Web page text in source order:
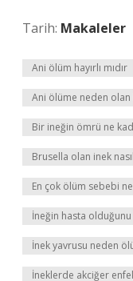
Tarih: Makaleler
Ani ölüm hayırlı mıdır
Ani ölüme neden
Bir ineğin ömrü ne
Brusella olan inek
En çok ölüm sebebi
İneğin hasta olduğunu
İnek yavrusu neden
İneklerde akciğer